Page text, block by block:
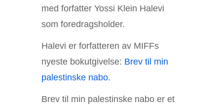
med forfatter Yossi Klein Halevi
som foredragsholder.
Halevi er forfatteren av MIFFs
nyeste bokutgivelse: Brev til min
palestinske nabo.
Brev til min palestinske nabo er et